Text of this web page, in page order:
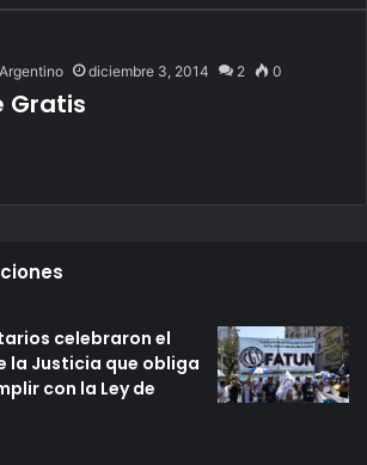
diciembre 3, 2014 2 0
Gratis
celebraron el
la Justicia que obliga
con la Ley de